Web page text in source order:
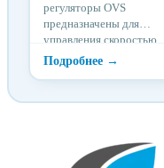
регуляторы OVS
предназначены для
управления скоростью
вращения
электродвигателей
посредством изменения